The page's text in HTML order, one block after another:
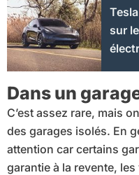
sur
Dans un
C’est assez rare, mais
des garages isolés. En
attention car certains
garantie à la revente,